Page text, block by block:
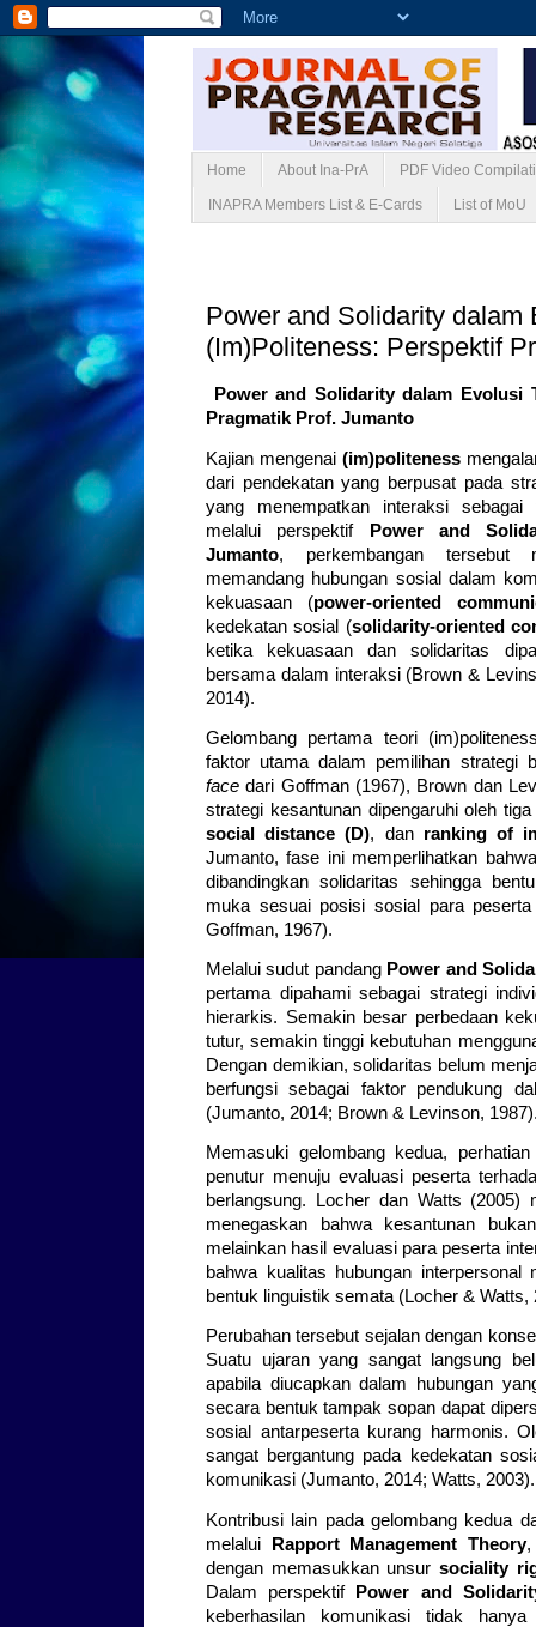
Home About Ina-PrA PDF Video
INAPRA Members List & E-Cards List of MoU
Power and Solidarity dalam
(Im)Politeness: Perspektif
Power and Solidarity dalam Evolusi
Pragmatik Prof. Jumanto
Kajian mengenai (im)politeness
dari pendekatan yang berpusat pada
yang menempatkan interaksi
melalui perspektif
Power and
Jumanto, perkembangan tersebut
memandang hubungan sosial dalam
kekuasaan (power-oriented
kedekatan sosial (solidarity-oriented
ketika kekuasaan dan solidaritas
bersama dalam interaksi (Brown &
2014).
Gelombang pertama teori
faktor utama dalam pemilihan strategi
face dari Goffman (1967), Brown dan
strategi kesantunan dipengaruhi oleh
social distance (D), dan ranking of
Jumanto, fase ini memperlihatkan
dibandingkan solidaritas sehingga
muka sesuai posisi sosial para
Goffman, 1967).
Melalui sudut pandang Power and
pertama dipahami sebagai strategi
hierarkis. Semakin besar perbedaan
tutur, semakin tinggi kebutuhan
Dengan demikian, solidaritas belum
berfungsi sebagai faktor pendukung
(Jumanto, 2014; Brown & Levinson,
Memasuki gelombang kedua,
penutur menuju evaluasi peserta
berlangsung. Locher dan Watts
menegaskan bahwa kesantunan
melainkan hasil evaluasi para peserta
bahwa kualitas hubungan interpersonal
bentuk linguistik semata (Locher & Watts,
Perubahan tersebut sejalan dengan
Suatu ujaran yang sangat langsung
apabila diucapkan dalam hubungan
secara bentuk tampak sopan dapat
sosial antarpeserta kurang harmonis.
sangat bergantung pada kedekatan
komunikasi (Jumanto, 2014; Watts, 2003).
Kontribusi lain pada gelombang kedua
melalui Rapport Management Theory,
dengan memasukkan unsursociality
Dalam perspektif Power and
keberhasilan komunikasi tidak